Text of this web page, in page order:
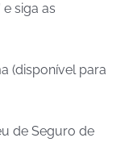
siga as
(disponível para
de Seguro de